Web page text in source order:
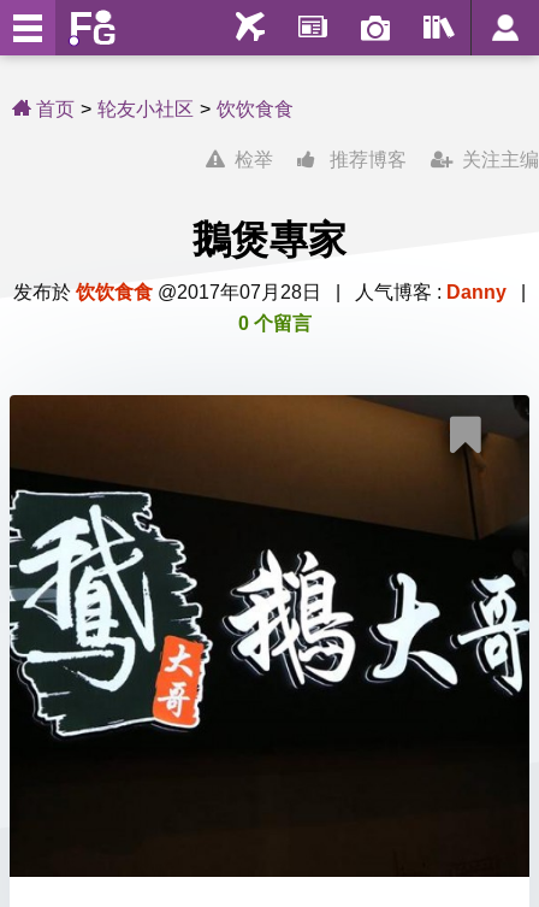
首页 轮友小社区 饮饮食食
关注主编
推荐博客
检举
鵝煲專家
发布於饮饮食食 @2017年07月28日 | 人气博客 : Danny
0 个留言